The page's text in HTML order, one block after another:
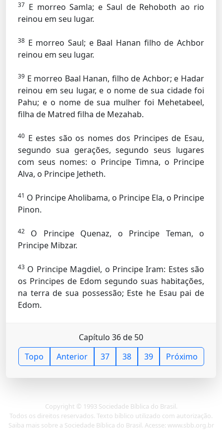
37 E morreo Samla; e Saul de Rehoboth ao rio
reinou em seu lugar.
38 E morreo Saul; e Baal Hanan filho de Achbor
reinou em seu lugar.
39 E morreo Baal Hanan, filho de Achbor; e Hadar
reinou em seu lugar, e o nome de sua cidade foi
Pahu; e o nome de sua mulher foi Mehetabeel,
filha de Matred filha de Mezahab.
40 E estes são os nomes dos Principes de Esau,
segundo sua gerações, segundo seus lugares
com seus nomes: o Principe Timna, o Principe
Alva, o Principe Jetheth.
41 O Principe Aholibama, o Principe Ela, o Principe
Pinon.
42
O Principe Quenaz, o Principe Teman, o
Principe Mibzar.
43 O Principe Magdiel, o Principe Iram: Estes são
os Principes de Edom segundo suas habitações,
na terra de sua possessão; Este he Esau pai de
Edom.
Capítulo 36 de 50
Topo
Anterior 37 38 39 Próximo
Copyright © 1993 Sociedade Bíblica do Brasil.
Todos os direitos reservados. Texto bíblico utilizado com autorização.
Saiba mais sobre a Sociedade Bíblica do Brasil. Acesse: www.sbb.org.br